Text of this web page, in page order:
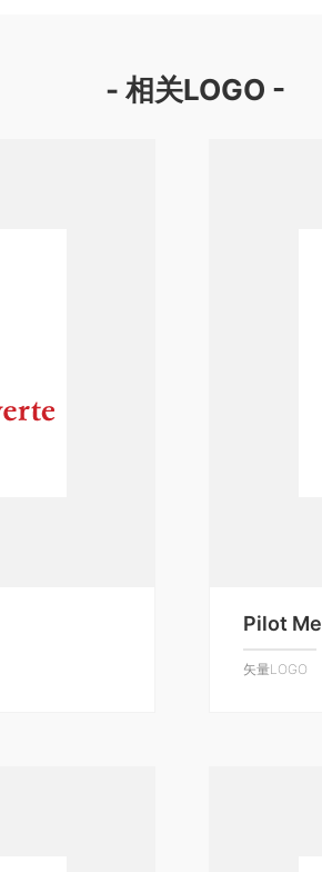
- 相关LOGO -
Pilot
矢量LOGO